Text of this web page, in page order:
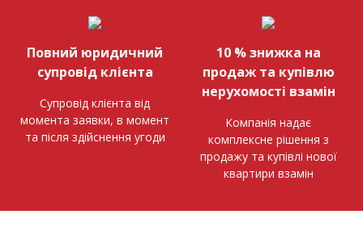
Повний юридичний
супровід клієнта
Супровід клієнта від
момента заявки, в момент
та після здійснення угоди
10 % знижка на
продаж та купівлю
нерухомості взамін
Компанія надає
комплексне рішення з
продажу та купівлі нової
квартири взамін